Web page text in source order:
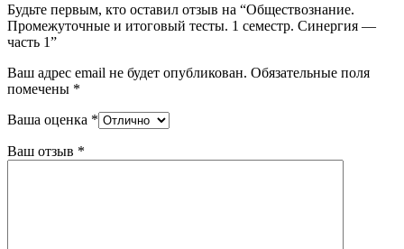
Будьте первым, кто оставил отзыв на “Обществознание.
Промежуточные и итоговый тесты. 1 семестр. Синергия —
часть 1”
Ваш адрес email не будет опубликован. Обязательные поля
помечены *
Ваша оценка *
Ваш отзыв *